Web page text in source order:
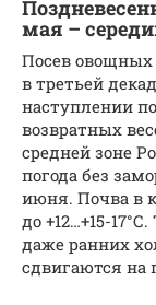
мая –
Посев овощных
в третьей
наступлении
возвратных
средней зоне
погода без
июня. Почва в
до +12…+15-
даже ранних
сдвигаются на